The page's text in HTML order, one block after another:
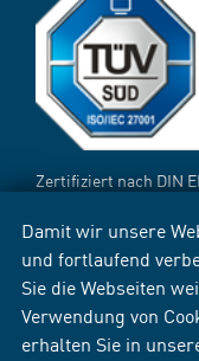
Damit wir unsere
und fortlaufend
Sie die Webseiten
Verwendung von
erhalten Sie in
Zertifiziert nach DIN